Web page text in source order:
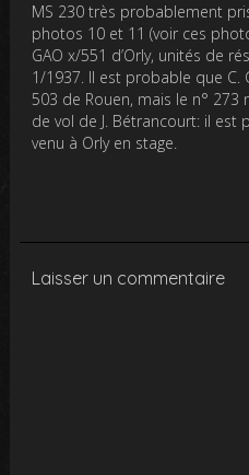
MS 230 très probablement
photos 10 et 11 (voir ces
GAO x/551 d’Orly, unités de
1/1937. Il est probable que C.
503 de Rouen, mais le n° 273
de vol de J. Bétrancourt: il est
venu à Orly en stage.
Laisser un commentaire